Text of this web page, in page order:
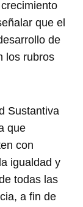
que el
de
los rubros
Sustantiva
que
con
igualdad y
todas las
a fin de